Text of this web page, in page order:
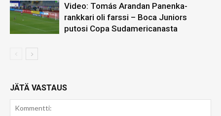
Video: Tomás Arandan Panenka-
rankkari oli farssi – Boca Juniors
putosi Copa Sudamericanasta
JÄTÄ VASTAUS